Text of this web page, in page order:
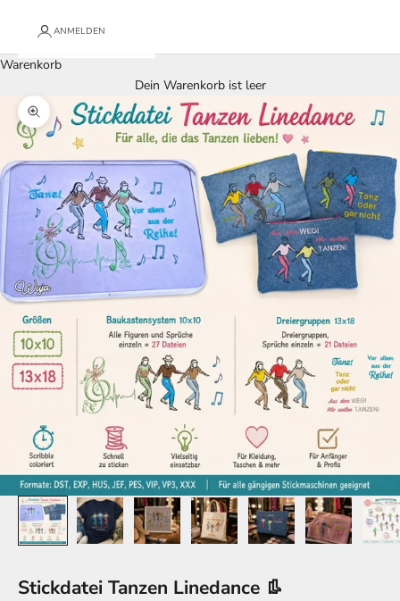
ANMELDEN
Warenkorb
Dein Warenkorb ist leer
Bild vergrößern
Stickdatei Tanzen Linedance 👢